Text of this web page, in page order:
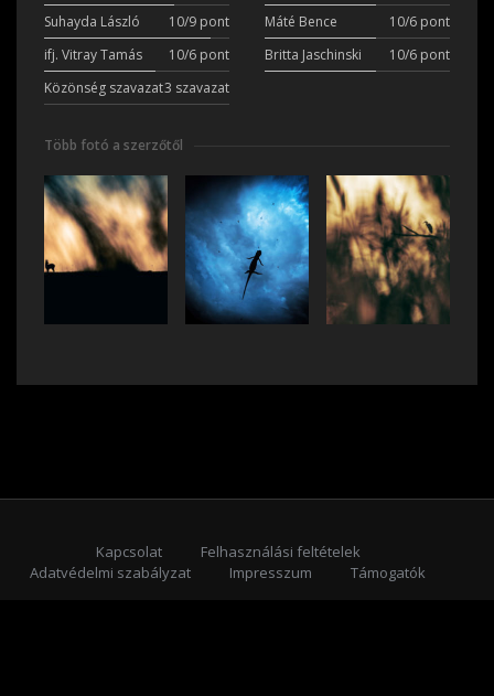
Suhayda László
10/9 pont Máté Bence
10/6 pont
ifj. Vitray Tamás
10/6 pont Britta Jaschinski
10/6 pont
Közönség szavazat3 szavazat
Több fotó a szerzőtől
Kapcsolat
Felhasználási feltételek
Adatvédelmi szabályzat
Impresszum
Támogatók